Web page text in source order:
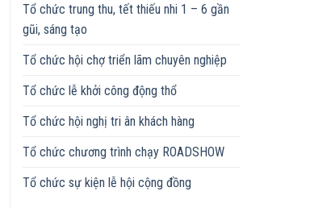
Tổ chức trung thu, tết thiếu nhi 1 – 6 gần
gũi, sáng tạo
Tổ chức hội chợ triển lãm chuyên nghiệp
Tổ chức lễ khởi công động thổ
Tổ chức hội nghị tri ân khách hàng
Tổ chức chương trình chạy ROADSHOW
Tổ chức sự kiện lễ hội cộng đồng